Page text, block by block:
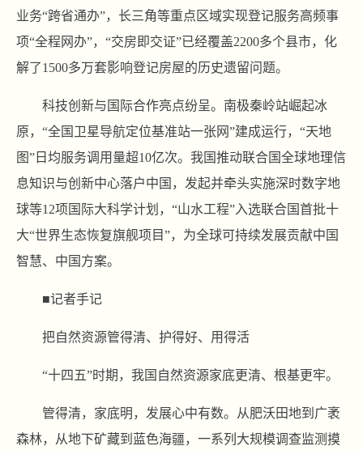
业务“跨省通办”，长三角等重点区域实现登记服务高频事
项“全程网办”，“交房即交证”已经覆盖2200多个县市，化
解了1500多万套影响登记房屋的历史遗留问题。
科技创新与国际合作亮点纷呈。南极秦岭站崛起冰
原，“全国卫星导航定位基准站一张网”建成运行，“天地
图”日均服务调用量超10亿次。我国推动联合国全球地理信
息知识与创新中心落户中国，发起并牵头实施深时数字地
球等12项国际大科学计划，“山水工程”入选联合国首批十
大“世界生态恢复旗舰项目”，为全球可持续发展贡献中国
智慧、中国方案。
■记者手记
把自然资源管得清、护得好、用得活
“十四五”时期，我国自然资源家底更清、根基更牢。
管得清，家底明，发展心中有数。从肥沃田地到广袤
森林，从地下矿藏到蓝色海疆，一系列大规模调查监测摸